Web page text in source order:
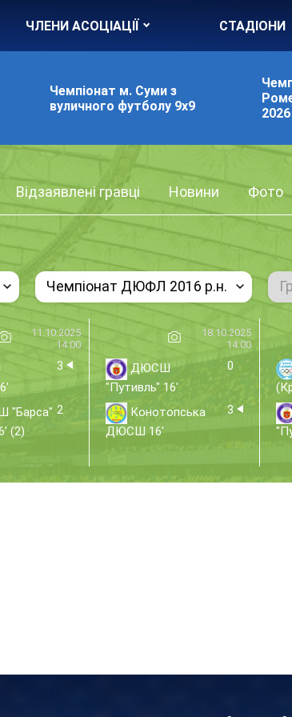
ЧЛЕНИ АСОЦІАЦІЇ СТАДІОНИ
Чемпіонат м. Суми з
вуличного футболу 9х9
2026
Відзаявлені гравці Новини Фото
Чемпіонат ДЮФЛ 2016 р.н.
11.10.2025
14:00
3
"Барса"
(2)
2
18.10.2025
14:00
ДЮСШ
"Путивль" 16'
0
Конотопська
ДЮСШ 16'
3